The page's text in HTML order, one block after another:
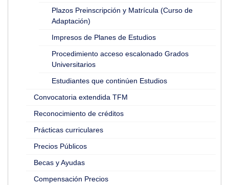
Plazos Preinscripción y Matrícula (Curso de
Adaptación)
Impresos de Planes de Estudios
Procedimiento acceso escalonado Grados
Universitarios
Estudiantes que continúen Estudios
Convocatoria extendida TFM
Reconocimiento de créditos
Prácticas curriculares
Precios Públicos
Becas y Ayudas
Compensación Precios